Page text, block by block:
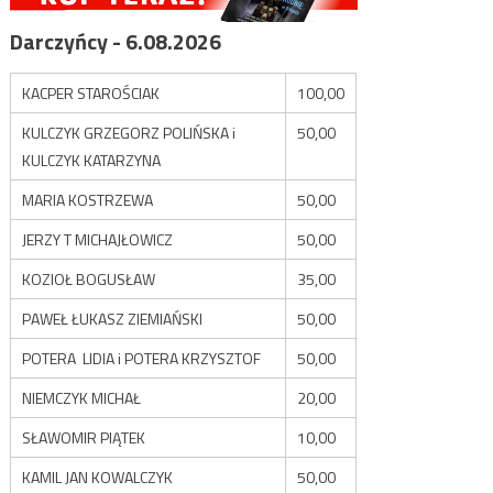
Darczyńcy - 6.08.2026
KACPER STAROŚCIAK
100,00
KULCZYK GRZEGORZ POLIŃSKA i
KULCZYK KATARZYNA
50,00
MARIA KOSTRZEWA
50,00
JERZY T MICHAJŁOWICZ
50,00
KOZIOŁ BOGUSŁAW
35,00
PAWEŁ ŁUKASZ ZIEMIAŃSKI
50,00
POTERA LIDIA i POTERA KRZYSZTOF
50,00
NIEMCZYK MICHAŁ
20,00
SŁAWOMIR PIĄTEK
10,00
KAMIL JAN KOWALCZYK
50,00